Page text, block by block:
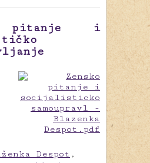
pitanje i
Despot ,